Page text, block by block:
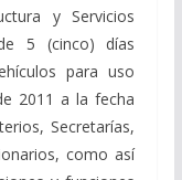
y Servicios
5 (cinco) días
para uso
2011 a la fecha
Secretarías,
como así